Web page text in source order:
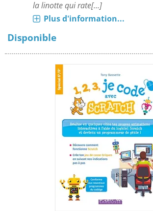
la linotte qui rate[...]
Plus d'information...
Disponible